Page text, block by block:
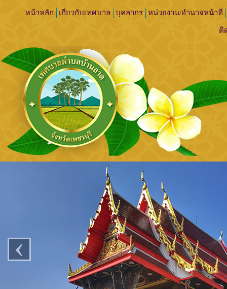
หน้าหลัก เกี่ยวกับเทศบาล บุคลากร หน่วยงาน/อำนาจหน้าที่
ติ
‹